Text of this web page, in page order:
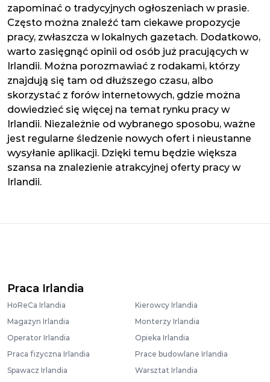
zapominać o tradycyjnych ogłoszeniach w prasie.
Często można znaleźć tam ciekawe propozycje
pracy, zwłaszcza w lokalnych gazetach. Dodatkowo,
warto zasięgnąć opinii od osób już pracujących w
Irlandii. Można porozmawiać z rodakami, którzy
znajdują się tam od dłuższego czasu, albo
skorzystać z forów internetowych, gdzie można
dowiedzieć się więcej na temat rynku pracy w
Irlandii. Niezależnie od wybranego sposobu, ważne
jest regularne śledzenie nowych ofert i nieustanne
wysyłanie aplikacji. Dzięki temu będzie większa
szansa na znalezienie atrakcyjnej oferty pracy w
Irlandii.
Praca Irlandia
HoReCa Irlandia
Kierowcy Irlandia
Magazyn Irlandia
Monterzy Irlandia
Operator Irlandia
Opieka Irlandia
Praca fizyczna Irlandia
Prace budowlane Irlandia
Spawacz Irlandia
Warsztat Irlandia